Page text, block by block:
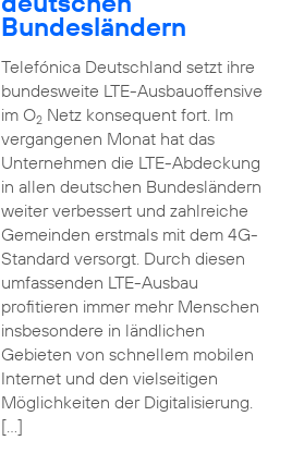
Bundesländern
Telefónica Deutschland setzt ihre
bundesweite LTE-Ausbauoffensive
im O2Netz konsequent fort. Im
vergangenen Monat hat das
Unternehmen die LTE-Abdeckung
in allen deutschen Bundesländern
weiter verbessert und zahlreiche
Gemeinden erstmals mit dem 4G-
Standard versorgt. Durch diesen
umfassenden LTE-Ausbau
profitieren immer mehr Menschen
insbesondere in ländlichen
Gebieten von schnellem mobilen
Internet und den vielseitigen
Möglichkeiten der Digitalisierung.
[…]